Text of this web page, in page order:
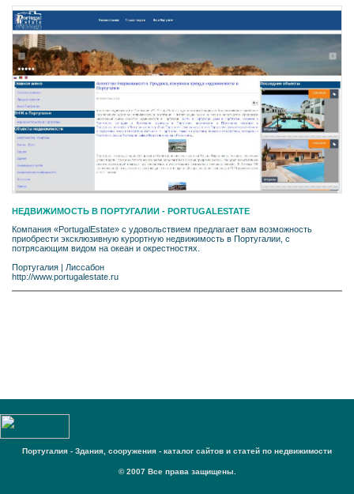
НЕДВИЖИМОСТЬ В ПОРТУГАЛИИ - PORTUGALESTATE
Компания «PortugalEstate» с удовольствием предлагает вам возможность
приобрести эксклюзивную курортную недвижимость в Португалии, с
потрясающим видом на океан и окрестностях.
Португалия
Лиссабон
http://www.portugalestate.ru
Португалия - Здания, сооружения - каталог сайтов и статей по недвижимости
© 2007 Все права защищены.